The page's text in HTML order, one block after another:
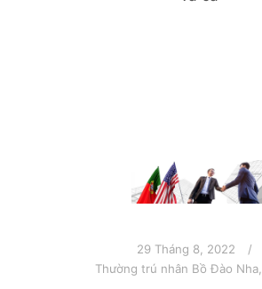
29 Tháng 8, 2022
Thường trú nhân Bồ Đào Nha,